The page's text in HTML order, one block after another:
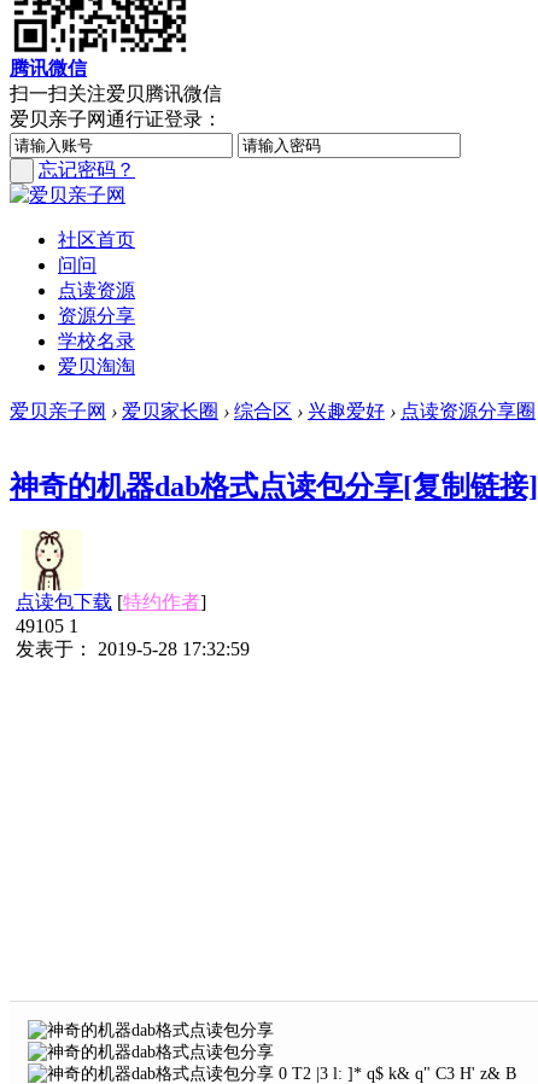
腾讯微信
扫一扫关注爱贝腾讯微信
爱贝亲子网通行证登录：
忘记密码？
社区首页
问问
点读资源
资源分享
学校名录
爱贝淘淘
爱贝亲子网 › 爱贝家长圈 › 综合区 › 兴趣爱好 › 点读资源分享圈
神奇的机器dab格式点读包分享[复制链接]
点读包下载 [特约作者]
49105 1
发表于： 2019-5-28 17:32:59
0 T2 |3 l: ]* q$ k& q" C3 H' z& B